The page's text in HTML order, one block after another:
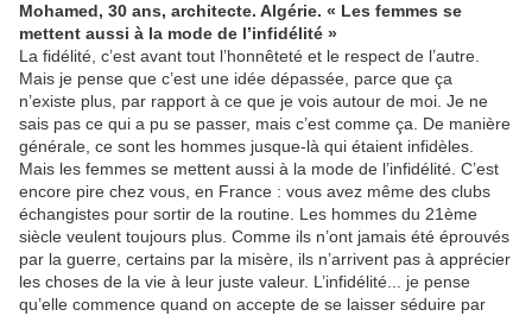
Mohamed, 30 ans, architecte. Algérie. « Les femmes se
mettent aussi à la mode de l’infidélité »
La fidélité, c’est avant tout l’honnêteté et le respect de l’autre.
Mais je pense que c’est une idée dépassée, parce que ça
n’existe plus, par rapport à ce que je vois autour de moi. Je ne
sais pas ce qui a pu se passer, mais c’est comme ça. De manière
générale, ce sont les hommes jusque-là qui étaient infidèles.
Mais les femmes se mettent aussi à la mode de l’infidélité. C’est
encore pire chez vous, en France : vous avez même des clubs
échangistes pour sortir de la routine. Les hommes du 21ème
siècle veulent toujours plus. Comme ils n’ont jamais été éprouvés
par la guerre, certains par la misère, ils n’arrivent pas à apprécier
les choses de la vie à leur juste valeur. L’infidélité... je pense
qu’elle commence quand on accepte de se laisser séduire par